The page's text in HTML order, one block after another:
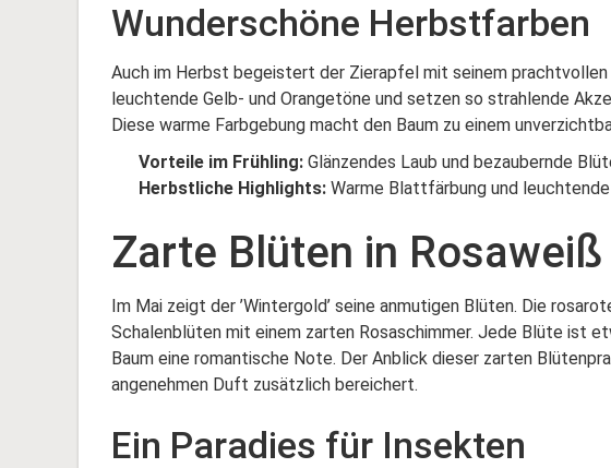
Wunderschöne Herbstfarben
Auch im Herbst begeistert der Zierapfel mit seinem
leuchtende Gelb- und Orangetöne und setzen so strahlende
Diese warme Farbgebung macht den Baum zu einem
Vorteile im Frühling: Glänzendes Laub und bezaubernde
Herbstliche Highlights: Warme Blattfärbung und
Zarte Blüten in Rosaweiß
Im Mai zeigt der ’Wintergold’ seine anmutigen Blüten. Die
Schalenblüten mit einem zarten Rosaschimmer. Jede Blüte ist
Baum eine romantische Note. Der Anblick dieser zarten
angenehmen Duft zusätzlich bereichert.
Ein Paradies für Insekten